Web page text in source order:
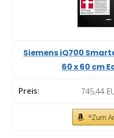
Siemens iQ700
60 x 60 cm
745,44
*Zum